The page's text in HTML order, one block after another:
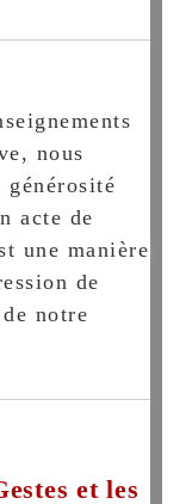
nous
générosité
acte de
une manière
de
notre
et les